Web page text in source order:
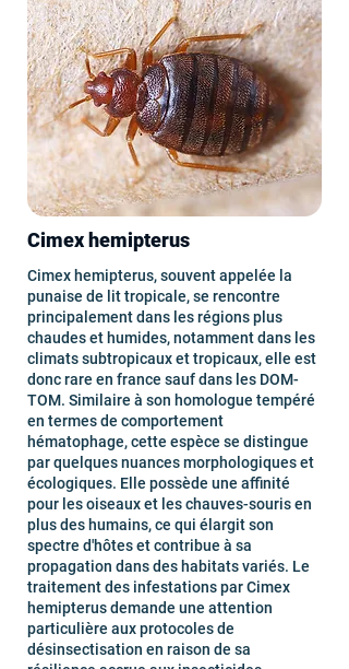
Cimex hemipterus
Cimex hemipterus, souvent appelée la
punaise de lit tropicale, se rencontre
principalement dans les régions plus
chaudes et humides, notamment dans les
climats subtropicaux et tropicaux, elle est
donc rare en france sauf dans les DOM-
TOM. Similaire à son homologue tempéré
en termes de comportement
hématophage, cette espèce se distingue
par quelques nuances morphologiques et
écologiques. Elle possède une affinité
pour les oiseaux et les chauves-souris en
plus des humains, ce qui élargit son
spectre d'hôtes et contribue à sa
propagation dans des habitats variés. Le
traitement des infestations par Cimex
hemipterus demande une attention
particulière aux protocoles de
désinsectisation en raison de sa